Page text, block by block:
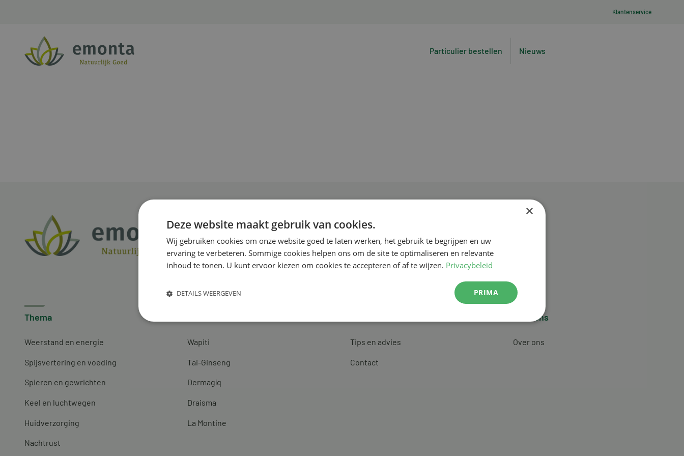
Klantenservice
Particulier bestellen Nieuws
Thema
Weerstand en energie
Spijsvertering en voeding
Spieren en gewrichten
Keel en luchtwegen
Huidverzorging
Nachtrust
Wapiti
Tai-Ginseng
Dermagíq
Draisma
La Montine
Tips en advies
Contact
Over ons
Over ons
×
Deze website maakt gebruik van cookies.
Wij gebruiken cookies om onze website goed te laten werken, het gebruik te begrijpen en uw
ervaring te verbeteren. Sommige cookies helpen ons om de site te optimaliseren en relevante
inhoud te tonen. U kunt ervoor kiezen om cookies te accepteren of af te wijzen. Privacybeleid
PRIMA
DETAILS WEERGEVEN